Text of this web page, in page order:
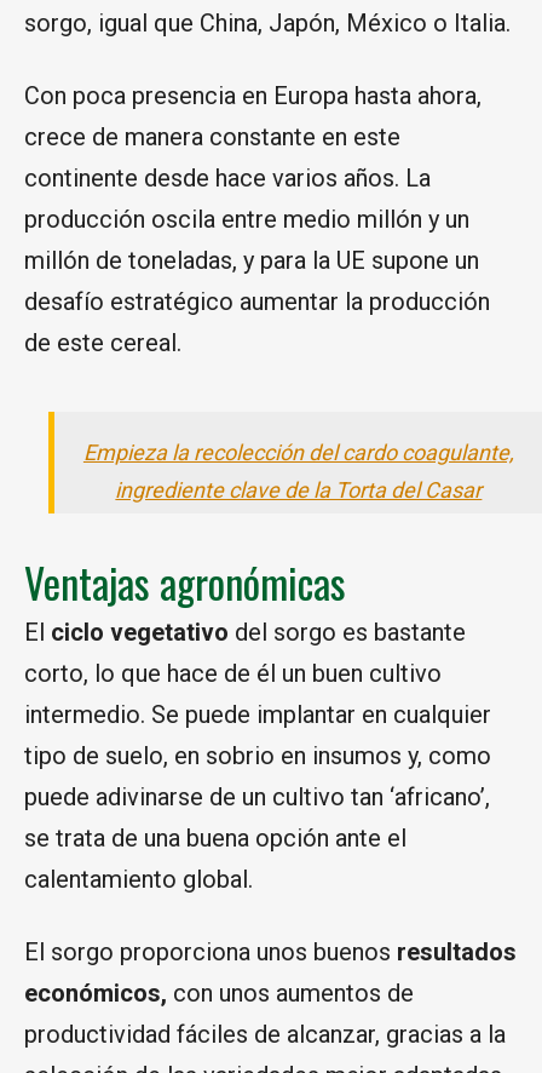
sorgo, igual que China, Japón, México o Italia.
Con poca presencia en Europa hasta ahora,
crece de manera constante en este
continente desde hace varios años. La
producción oscila entre medio millón y un
millón de toneladas, y para la UE supone un
desafío estratégico aumentar la producción
de este cereal.
Empieza la recolección del cardo coagulante,
ingrediente clave de la Torta del Casar
Ventajas agronómicas
El ciclo vegetativo del sorgo es bastante
corto, lo que hace de él un buen cultivo
intermedio. Se puede implantar en cualquier
tipo de suelo, en sobrio en insumos y, como
puede adivinarse de un cultivo tan ‘africano’,
se trata de una buena opción ante el
calentamiento global.
El sorgo proporciona unos buenos resultados
económicos, con unos aumentos de
productividad fáciles de alcanzar, gracias a la